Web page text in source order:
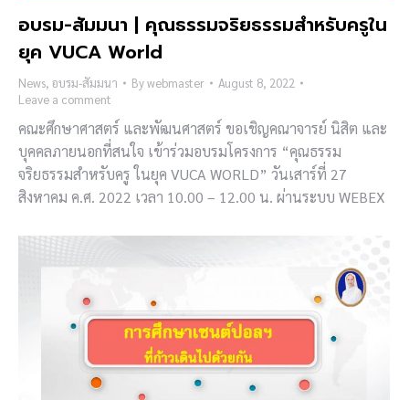
อบรม-สัมมนา | คุณธรรมจริยธรรมสำหรับครูใน
ยุค VUCA World
News, อบรม-สัมมนา Bywebmaster
August 8, 2022
Leave a comment
คณะศึกษาศาสตร์ และพัฒนศาสตร์ ขอเชิญคณาจารย์ นิสิต และ
บุคคลภายนอกที่สนใจ เข้าร่วมอบรมโครงการ “คุณธรรม
จริยธรรมสำหรับครู ในยุค VUCA WORLD” วันเสาร์ที่ 27
สิงหาคม ค.ศ. 2022 เวลา 10.00 – 12.00 น. ผ่านระบบ WEBEX